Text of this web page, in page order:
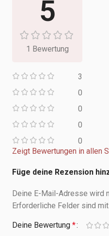
5
1 Bewertung
3
0
0
0
0
Zeigt Bewertungen in allen
Füge deine Rezension
Deine E-Mail-Adresse wird
Erforderliche Felder sind mit
Deine Bewertung *